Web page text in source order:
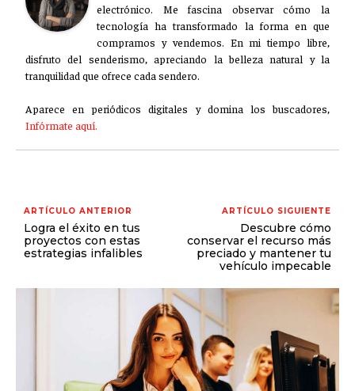
electrónico. Me fascina observar cómo la
tecnología ha transformado la forma en que
compramos y vendemos. En mi tiempo libre,
disfruto del senderismo, apreciando la belleza natural y la
tranquilidad que ofrece cada sendero.
Aparece en periódicos digitales y domina los buscadores,
Infórmate aquí.
ARTÍCULO ANTERIOR
Logra el éxito en tus
proyectos con estas
estrategias infalibles
ARTÍCULO SIGUIENTE
Descubre cómo
conservar el recurso más
preciado y mantener tu
vehículo impecable